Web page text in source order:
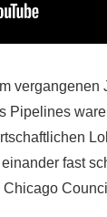
Pipelines
fast